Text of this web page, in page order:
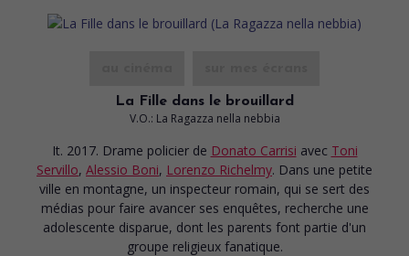
La Fille dans le brouillard
V.O.: La Ragazza nella nebbia
It. 2017. Drame policier de Donato Carrisi avec Toni
Servillo, Alessio Boni, Lorenzo Richelmy. Dans une petite
ville en montagne, un inspecteur romain, qui se sert des
médias pour faire avancer ses enquêtes, recherche une
adolescente disparue, dont les parents font partie d'un
groupe religieux fanatique.